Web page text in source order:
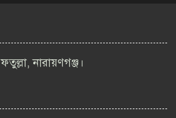
২০২৬ | BIWTA Job Circular
নারায়ণগঞ্জ।